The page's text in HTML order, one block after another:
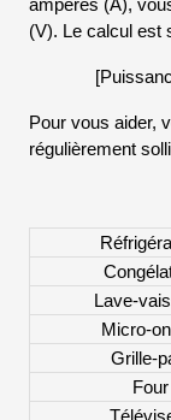
ampères (A),
(V). Le calcul est
Pour vous aider,
régulièrement
Lave-
Micro-
Grille-
Four